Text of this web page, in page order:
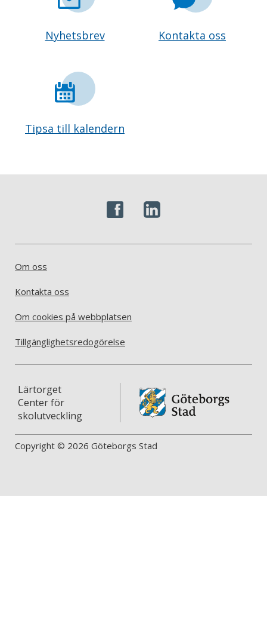
Nyhetsbrev Kontakta oss
Tipsa till kalendern
Om oss
Kontakta oss
Om cookies på webbplatsen
Tillgänglighetsredogörelse
Lärtorget
Center för
skolutveckling
Copyright © 2026 Göteborgs Stad